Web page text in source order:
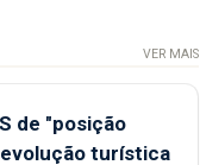
VER MAIS
de "posição
turística